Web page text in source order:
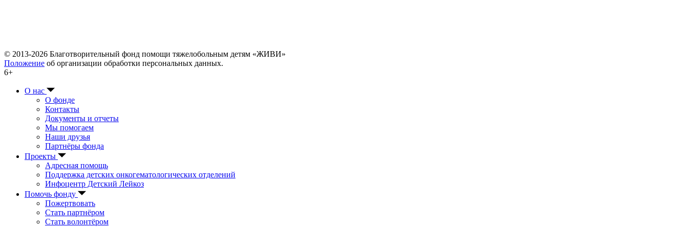
© 2013-2026 Благотворительный фонд помощи тяжелобольным детям «ЖИВИ»
Положение об организации обработки персональных данных.
6+
О нас
О фонде
Контакты
Документы и отчеты
Мы помогаем
Наши друзья
Партнёры фонда
Проекты
Адресная помощь
Поддержка детских онкогематологических отделений
Инфоцентр Детский Лейкоз
Помочь фонду
Пожертвовать
Стать партнёром
Стать волонтёром